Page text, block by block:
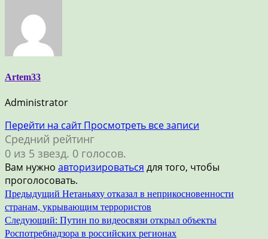
Artem33
Administrator
Перейти на сайтПросмотреть все записи
Средний рейтинг
0 из 5 звезд. 0 голосов.
Вам нужно авторизироваться для того, чтобы
проголосовать.
Навигация
по
записям
Предыдущий Нетаньяху отказал в неприкосновенности
странам, укрывающим террористов
Следующий: Путин по видеосвязи открыл объекты
Роспотребнадзора в российских регионах